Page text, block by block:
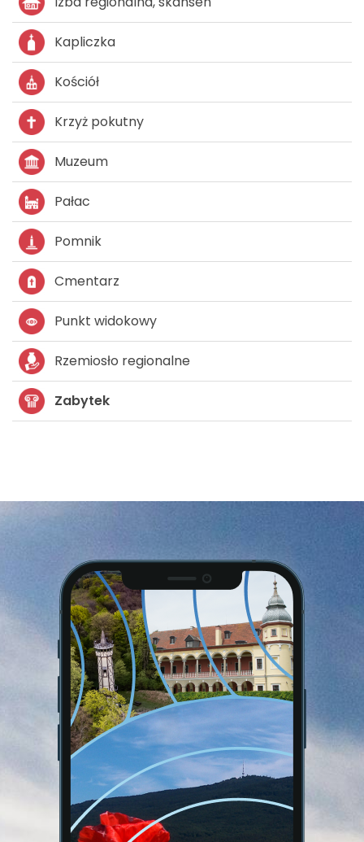
Kapliczka
Kościół
Krzyż pokutny
Muzeum
Pałac
Pomnik
Cmentarz
Punkt widokowy
Rzemiosło regionalne
Zabytek